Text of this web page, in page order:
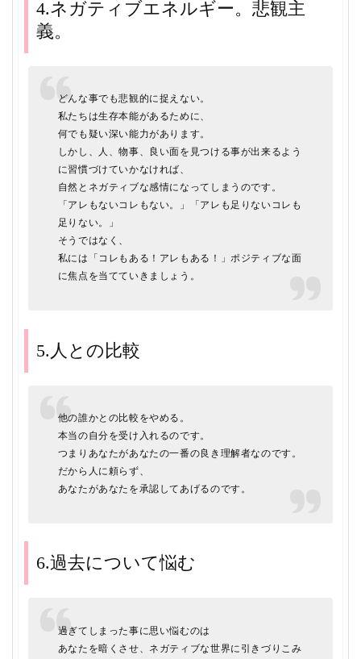
4.ネガティブエネルギー。悲観主
義。
どんな事でも悲観的に捉えない。
私たちは生存本能があるために、
何でも疑い深い能力があります。
しかし、人、物事、良い面を見つける事が出来るよう
に習慣づけていかなければ、
自然とネガティブな感情になってしまうのです。
「アレもないコレもない。」「アレも足りないコレも
足りない。」
そうではなく、
私には「コレもある！アレもある！」ポジティブな面
に焦点を当てていきましょう。
5.人との比較
他の誰かとの比較をやめる。
本当の自分を受け入れるのです。
つまりあなたがあなたの一番の良き理解者なのです。
だから人に頼らず、
あなたがあなたを承認してあげるのです。
6.過去について悩む
過ぎてしまった事に思い悩むのは
あなたを暗くさせ、ネガティブな世界に引きづりこみ